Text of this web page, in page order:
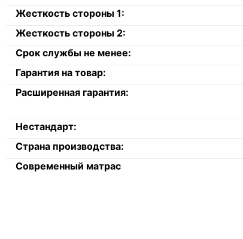
Жесткость стороны 1:
Жесткость стороны 2:
Срок службы не менее:
Гарантия на товар:
Расширенная гарантия:
Нестандарт:
Страна производства:
Современный матрас